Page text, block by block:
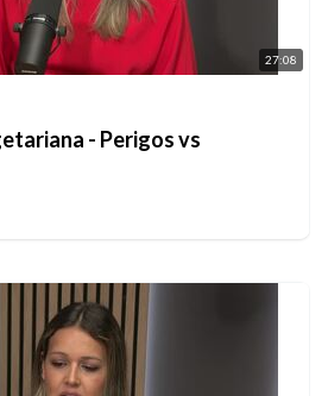
27:08
- Perigos vs